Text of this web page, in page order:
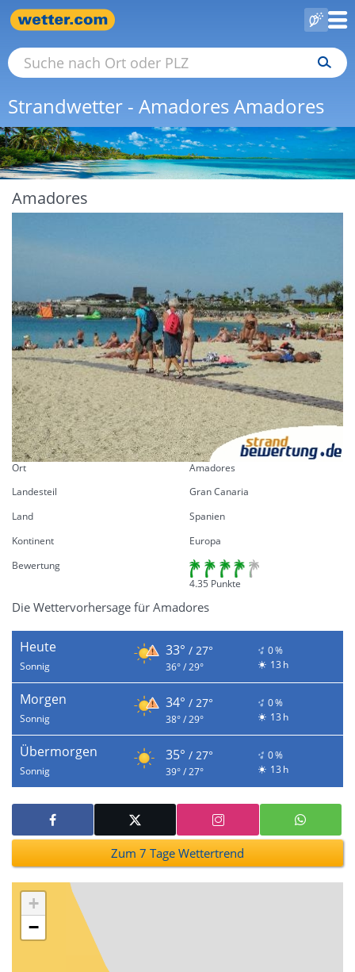
Strandwetter - Amadores Amadores
Amadores
Ort
Landesteil
Land
Kontinent
Bewertung
Amadores
Gran Canaria
Spanien
Europa
4.35 Punkte
Die Wettervorhersage für Amadores
Heute
Sonnig
33° / 27°
36° / 29°
0 %
13 h
Morgen
Sonnig
34° / 27°
38° / 29°
0 %
13 h
Übermorgen
Sonnig
35° / 27°
39° / 27°
0 %
13 h
Zum 7 Tage Wettertrend
+
−